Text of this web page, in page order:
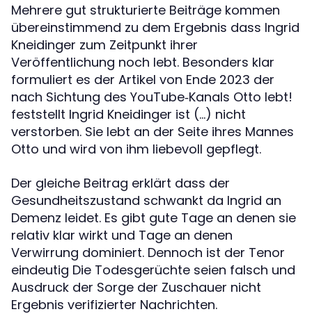
Mehrere gut strukturierte Beiträge kommen
übereinstimmend zu dem Ergebnis dass Ingrid
Kneidinger zum Zeitpunkt ihrer
Veröffentlichung noch lebt. Besonders klar
formuliert es der Artikel von Ende 2023 der
nach Sichtung des YouTube‑Kanals Otto lebt!
feststellt Ingrid Kneidinger ist (…) nicht
verstorben. Sie lebt an der Seite ihres Mannes
Otto und wird von ihm liebevoll gepflegt.
Der gleiche Beitrag erklärt dass der
Gesundheitszustand schwankt da Ingrid an
Demenz leidet. Es gibt gute Tage an denen sie
relativ klar wirkt und Tage an denen
Verwirrung dominiert. Dennoch ist der Tenor
eindeutig Die Todesgerüchte seien falsch und
Ausdruck der Sorge der Zuschauer nicht
Ergebnis verifizierter Nachrichten.